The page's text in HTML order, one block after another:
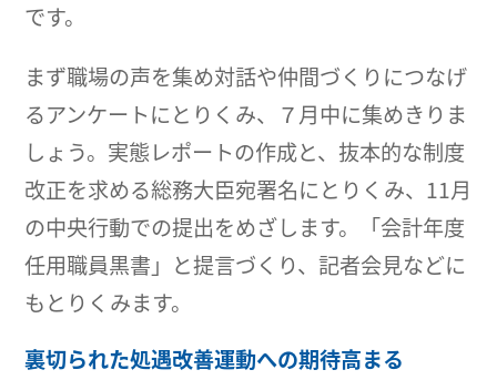
です。
まず職場の声を集め対話や仲間づくりにつなげ
るアンケートにとりくみ、７月中に集めきりま
しょう。実態レポートの作成と、抜本的な制度
改正を求める総務大臣宛署名にとりくみ、11月
の中央行動での提出をめざします。「会計年度
任用職員黒書」と提言づくり、記者会見などに
もとりくみます。
裏切られた処遇改善運動への期待高まる